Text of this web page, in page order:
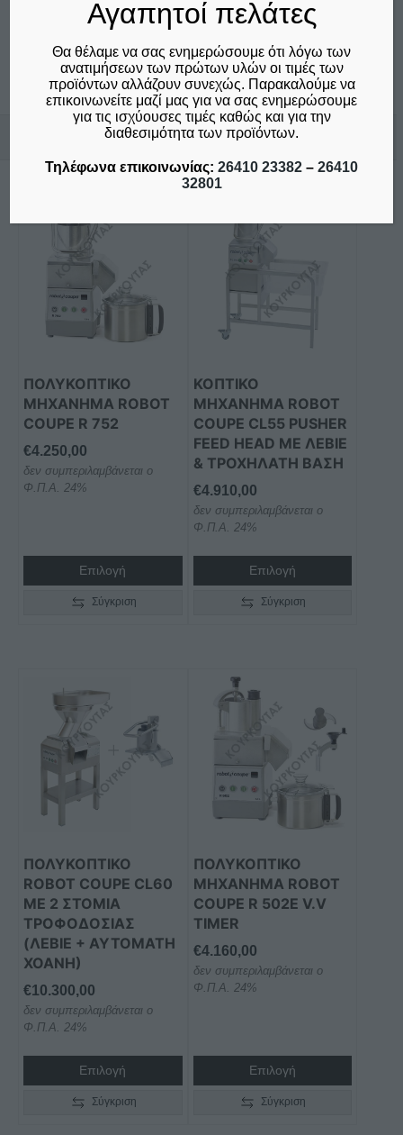
Τρίφτης για ρεπάνι - €170,00
Τρίφτης (για μακαρόνια) - 2 mm- €100,00
Τρίφτης για πίτσα
Τρίφτης - 9 mm - €100,00
Επικοινωνία
Σχετικά προϊόντα
ΠΟΛΥΚΟΠΤΙΚΌ
ΜΗΧΆΝΗΜΑ ROBOT
COUPE R 752
€4.250,00
δεν συμπεριλαμβάνεται ο
Φ.Π.Α. 24%
Επιλογή
Σύγκριση
ΚΟΠΤΙΚΌ
ΜΗΧΆΝΗΜΑ ROBOT
COUPE CL55 PUSHER
FEED HEAD ΜΕ ΛΕΒΙΈ
& ΤΡΟΧΉΛΑΤΗ ΒΆΣΗ
€4.910,00
δεν συμπεριλαμβάνεται ο
Φ.Π.Α. 24%
Επιλογή
Σύγκριση
ΠΟΛΥΚΟΠΤΙΚΌ
ROBOT COUPE CL60
ΜΕ 2 ΣΤΌΜΙΑ
ΤΡΟΦΟΔΟΣΊΑΣ
(ΛΕΒΙΈ + ΑΥΤΌΜΑΤΗ
ΧΟΆΝΗ)
€10.300,00
δεν συμπεριλαμβάνεται ο
Φ.Π.Α. 24%
Επιλογή
Σύγκριση
ΠΟΛΥΚΟΠΤΙΚΌ
ΜΗΧΆΝΗΜΑ ROBOT
COUPE R 502E V.V
TIMER
€4.160,00
δεν συμπεριλαμβάνεται ο
Φ.Π.Α. 24%
Επιλογή
Σύγκριση
Αγαπητοί πελάτες
Θα θέλαμε να σας ενημερώσουμε ότι λόγω των
ανατιμήσεων των πρώτων υλών οι τιμές των
προϊόντων αλλάζουν συνεχώς. Παρακαλούμε να
επικοινωνείτε μαζί μας για να σας ενημερώσουμε
για τις ισχύουσες τιμές καθώς και για την
διαθεσιμότητα των προϊόντων.
Τηλέφωνα επικοινωνίας: 26410 23382 – 26410
32801